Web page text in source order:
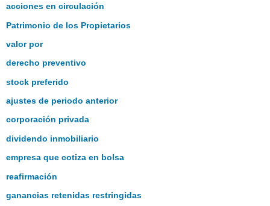
acciones en circulación
Patrimonio de los Propietarios
valor por
derecho preventivo
stock preferido
ajustes de periodo anterior
corporación privada
dividendo inmobiliario
empresa que cotiza en bolsa
reafirmación
ganancias retenidas restringidas